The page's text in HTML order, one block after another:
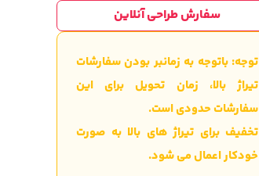
سفارش طراحی آنلاین
توجه: باتوجه به زمانبر بودن سفارشات
تیراژ بالا، زمان تحویل برای این
سفارشات حدودی است.
تخفیف برای تیراژ های بالا به صورت
خودکار اعمال می شود.